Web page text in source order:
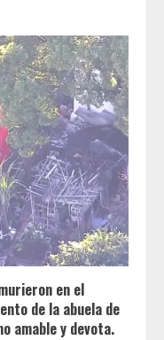
en el
de la abuela de
amable y devota.